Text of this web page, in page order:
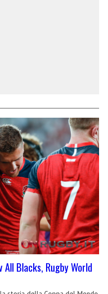
Blacks, Rugby World